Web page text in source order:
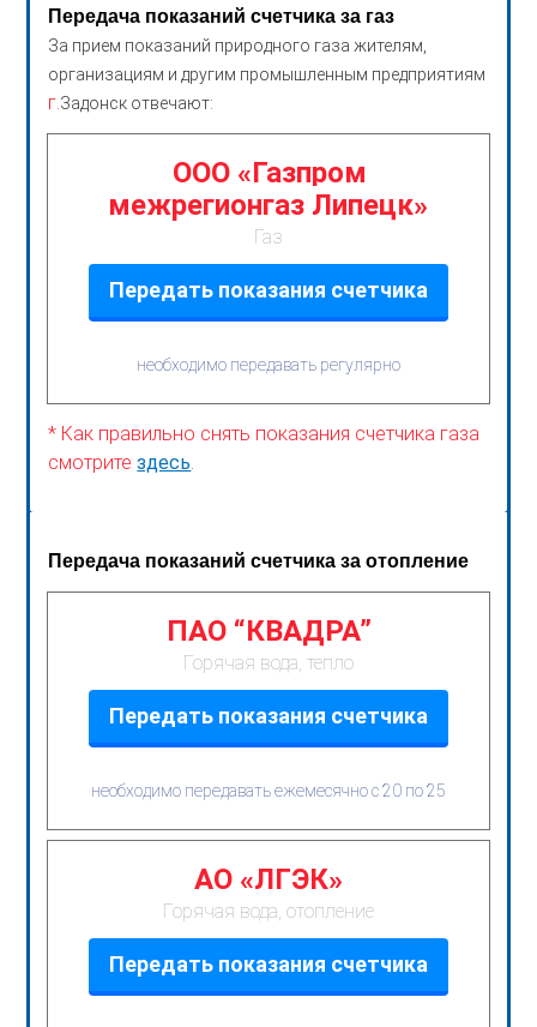
Передача показаний счетчика за газ
За прием показаний природного газа жителям,
организациям и другим промышленным предприятиям
г. Задонск отвечают:
ООО «Газпром
межрегионгаз Липецк»
Газ
Передать показания счетчика
необходимо передавать регулярно
* Как правильно снять показания счетчика газа
смотритездесь
Передача показаний счетчика за отопление
ПАО “КВАДРА”
Горячая вода, тепло
Передать показания счетчика
необходимо передавать ежемесячно с 20 по 25
АО «ЛГЭК»
Горячая вода, отопление
Передать показания счетчика